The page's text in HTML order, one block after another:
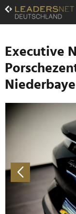
Zum
Inhalt
Zur
Navigation
Zur
Hauptnavigation
Executive